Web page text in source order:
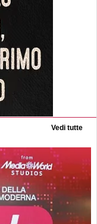
Vedi tutte